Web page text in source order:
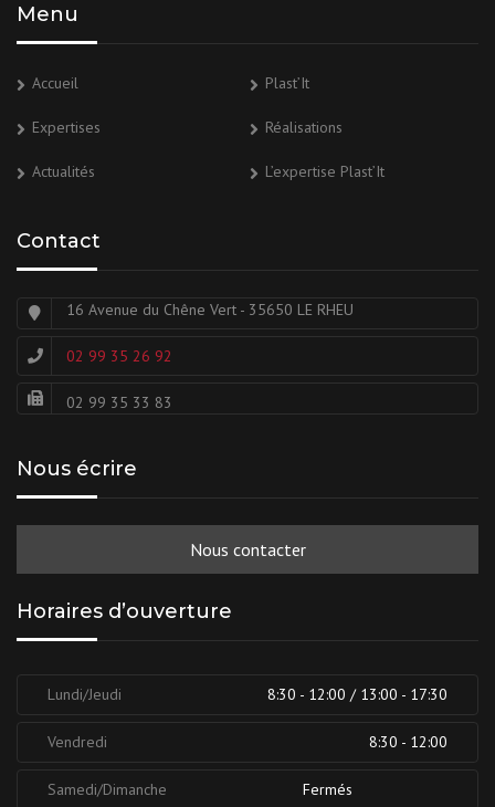
Menu
Accueil Plast’It
Expertises Réalisations
Actualités L’expertise Plast’It
Contact
16 Avenue du Chêne Vert - 35650 LE RHEU
02 99 35 26 92
02 99 35 33 83
Nous écrire
Nous contacter
Horaires d’ouverture
Lundi/Jeudi 8:30 - 12:00 / 13:00 - 17:30
Vendredi 8:30 - 12:00
Samedi/Dimanche Fermés